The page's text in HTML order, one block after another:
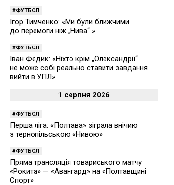
ФУТБОЛ
Ігор Тимченко: «Ми були ближчими
до перемоги ніж „Нива“ »
ФУТБОЛ
Іван Федик: «Ніхто крім „Олександрії“
не може собі реально ставити завдання
вийти в УПЛ»
1 серпня 2026
ФУТБОЛ
Перша ліга: «Полтава» зіграла внічию
з тернопільською «Нивою»
ФУТБОЛ
Пряма трансляція товариського матчу
«Рокита» — «Авангард» на «Полтавщині
Спорт»